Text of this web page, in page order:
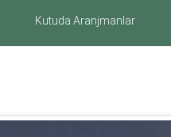
Kutuda Aranjmanlar